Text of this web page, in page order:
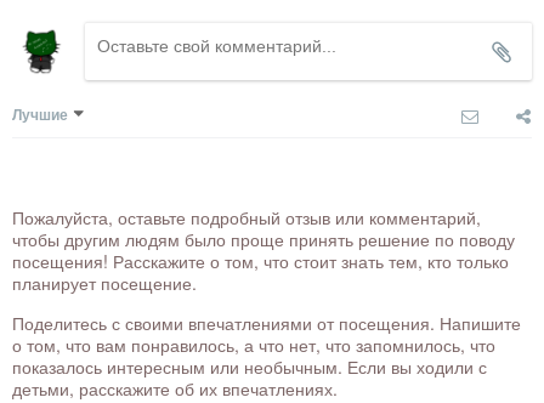
Лучшие
Пожалуйста, оставьте подробный отзыв или комментарий,
чтобы другим людям было проще принять решение по поводу
посещения! Расскажите о том, что стоит знать тем, кто только
планирует посещение.
Поделитесь с своими впечатлениями от посещения. Напишите
о том, что вам понравилось, а что нет, что запомнилось, что
показалось интересным или необычным. Если вы ходили с
детьми, расскажите об их впечатлениях.